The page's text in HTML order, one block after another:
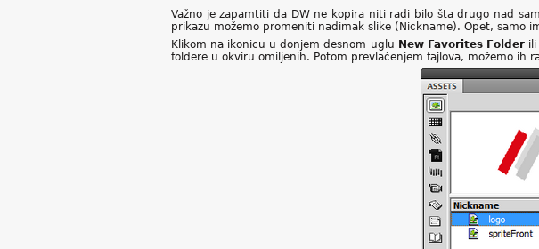
Važno je zapamtiti da DW ne kopira niti radi bilo šta drugo nad
prikazu možemo promeniti nadimak slike (Nickname). Opet, samo
Klikom na ikonicu u donjem desnom uglu New Favorites Folder
foldere u okviru omiljenih. Potom prevlačenjem fajlova, možemo ih